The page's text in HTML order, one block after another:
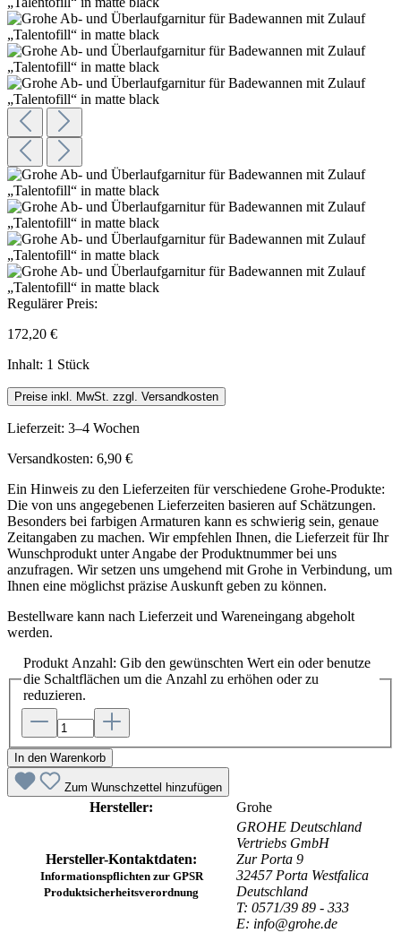
Regulärer Preis:
172,20 €
Inhalt: 1 Stück
Preise inkl. MwSt. zzgl. Versandkosten
Lieferzeit: 3–4 Wochen
Versandkosten: 6,90 €
Ein Hinweis zu den Lieferzeiten für verschiedene Grohe-Produkte:
Die von uns angegebenen Lieferzeiten basieren auf Schätzungen.
Besonders bei farbigen Armaturen kann es schwierig sein, genaue
Zeitangaben zu machen. Wir empfehlen Ihnen, die Lieferzeit für Ihr
Wunschprodukt unter Angabe der Produktnummer bei uns
anzufragen. Wir setzen uns umgehend mit Grohe in Verbindung, um
Ihnen eine möglichst präzise Auskunft geben zu können.
Bestellware kann nach Lieferzeit und Wareneingang abgeholt
werden.
Produkt Anzahl: Gib den gewünschten Wert ein oder benutze
die Schaltflächen um die Anzahl zu erhöhen oder zu
reduzieren.
In den Warenkorb
Zum Wunschzettel hinzufügen
Hersteller: Grohe
Hersteller-Kontaktdaten:
Informationspflichten zur GPSR
Produktsicherheitsverordnung
GROHE Deutschland
Vertriebs GmbH
Zur Porta 9
32457 Porta Westfalica
Deutschland
T: 0571/39 89 - 333
E: info@grohe.de